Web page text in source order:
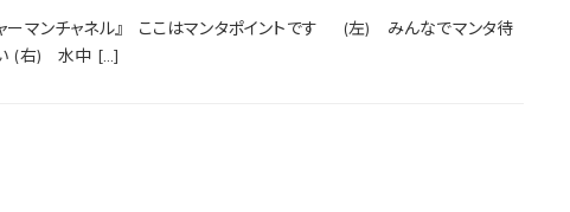
ャーマンチャネル』 ここはマンタポイントです (左) みんなでマンタ待
い (右) 水中 […]